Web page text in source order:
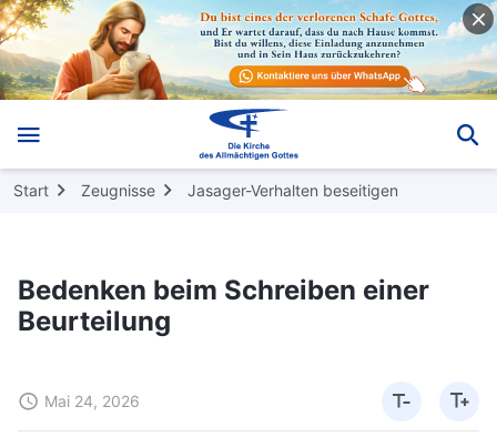
Start Zeugnisse Jasager-Verhalten beseitigen
Bedenken beim Schreiben einer
Beurteilung
Mai 24, 2026